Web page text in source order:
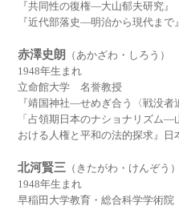
『共同性の復権―大山郁夫研究』
『近代部落史―明治から現代まで
赤澤史朗
（あかざわ・しろう）
1948年生まれ
立命館大学 名誉教授
『靖国神社―せめぎ合う〈戦没
「占領期日本のナショナリズム
おける人権と平和の法的探求』日
北河賢三 （きたがわ・けんぞう
1948年生まれ
早稲田大学教育・総合科学学術